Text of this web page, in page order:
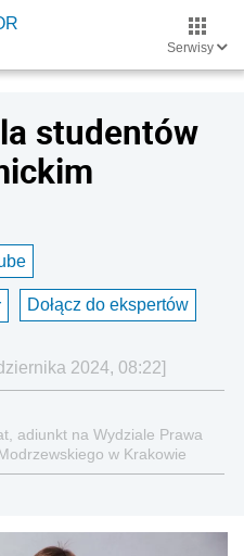
Serwisy
studentów
Dołącz do ekspertów
2024, 08:22]
adiunkt na Wydziale Prawa
w Krakowie
traktowania i
związanych z pracą i